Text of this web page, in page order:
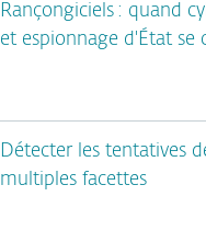
Rançongiciels : quand
et espionnage d'État se
Détecter les tentatives
multiples facettes